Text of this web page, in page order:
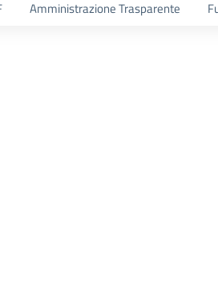
Amministrazione Trasparente